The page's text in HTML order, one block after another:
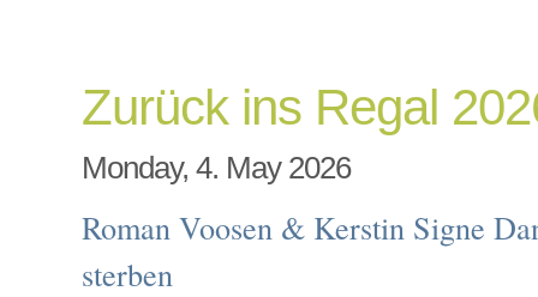
Zurück ins Regal
Monday, 4. May 2026
Roman Voosen & Kerstin Signe
sterben